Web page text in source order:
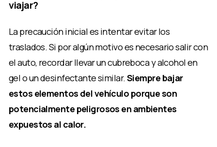
viajar?
La precaución inicial es intentar evitar los
traslados. Si por algún motivo es necesario salir con
el auto, recordar llevar un cubreboca y alcohol en
gel o un desinfectante similar.Siempre bajar
estos elementos del vehículo porque son
potencialmente peligrosos en ambientes
expuestos al calor.